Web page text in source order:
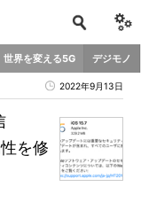
世界を変える5G デジモノ
2022年9月13日
を修